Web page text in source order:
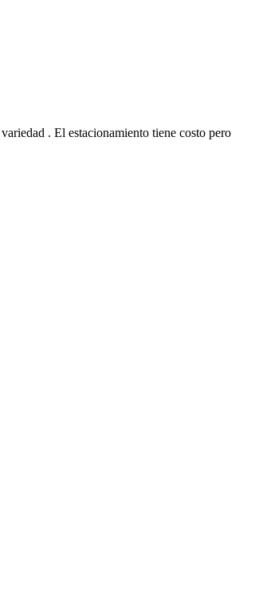
. El estacionamiento tiene costo pero